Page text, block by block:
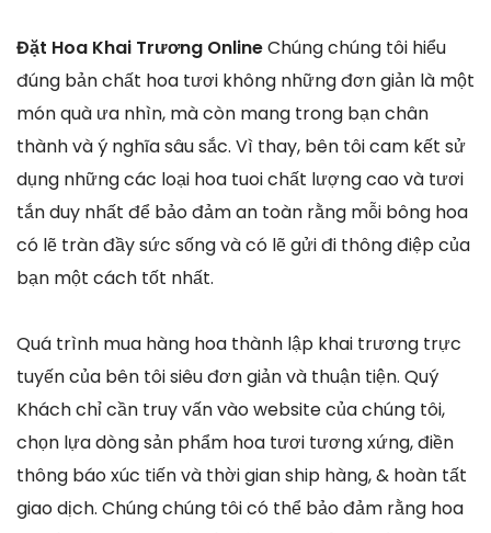
Đặt Hoa Khai Trương OnlineChúng chúng tôi hiểu
đúng bản chất hoa tươi không những đơn giản là một
món quà ưa nhìn, mà còn mang trong bạn chân
thành và ý nghĩa sâu sắc. Vì thay, bên tôi cam kết sử
dụng những các loại hoa tuoi chất lượng cao và tươi
tắn duy nhất để bảo đảm an toàn rằng mỗi bông hoa
có lẽ tràn đầy sức sống và có lẽ gửi đi thông điệp của
bạn một cách tốt nhất.
Quá trình mua hàng hoa thành lập khai trương trực
tuyến của bên tôi siêu đơn giản và thuận tiện. Quý
Khách chỉ cần truy vấn vào website của chúng tôi,
chọn lựa dòng sản phẩm hoa tươi tương xứng, điền
thông báo xúc tiến và thời gian ship hàng, & hoàn tất
giao dịch. Chúng chúng tôi có thể bảo đảm rằng hoa